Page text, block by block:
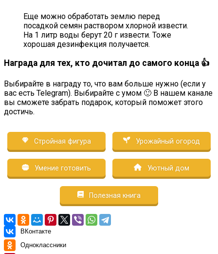
Еще можно обработать землю перед
посадкой семян раствором хлорной извести.
На 1 литр воды берут 20 г извести. Тоже
хорошая дезинфекция получается.
Награда для тех, кто дочитал до самого конца 👍
Выбирайте в награду то, что вам больше нужно (если у
вас есть Telegram). Выбирайте с умом 🙂 В нашем канале
вы сможете забрать подарок, который поможет этого
достичь.
Стройная фигура Урожайный огород
Умение готовить Уютный дом
Полезная книга
ВКонтакте
Одноклассники